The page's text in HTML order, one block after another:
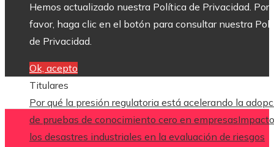
Hemos actualizado nuestra Política de Privacidad. Por
favor, haga clic en el botón para consultar nuestra
de Privacidad.
Ok, acepto
Titulares
Por qué la presión regulatoria está acelerando la
de pruebas de conocimiento cero en empresas
los desastres industriales en la evaluación de riesgos